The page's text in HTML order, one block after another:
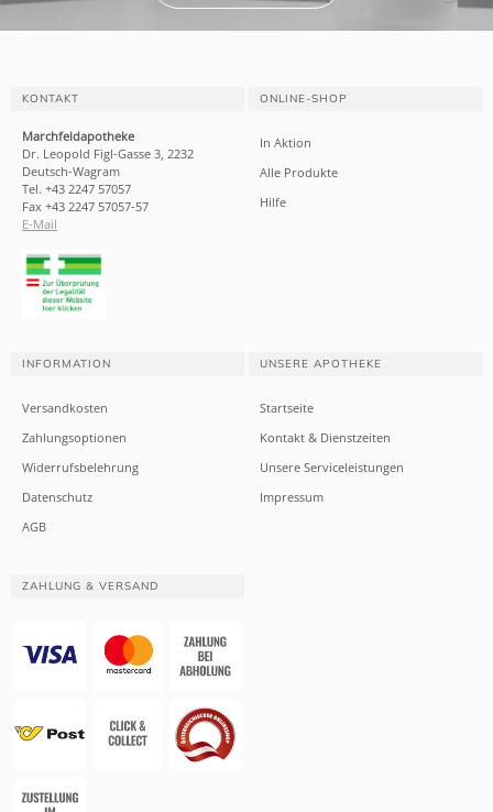
KONTAKT
Marchfeldapotheke
Dr. Leopold Figl-Gasse 3, 2232
Deutsch-Wagram
Tel. +43 2247 57057
Fax +43 2247 57057-57
E-Mail
ONLINE-SHOP
In Aktion
Alle Produkte
Hilfe
INFORMATION
Versandkosten
Zahlungsoptionen
Widerrufsbelehrung
Datenschutz
AGB
UNSERE APOTHEKE
Startseite
Kontakt & Dienstzeiten
Unsere Serviceleistungen
Impressum
ZAHLUNG & VERSAND